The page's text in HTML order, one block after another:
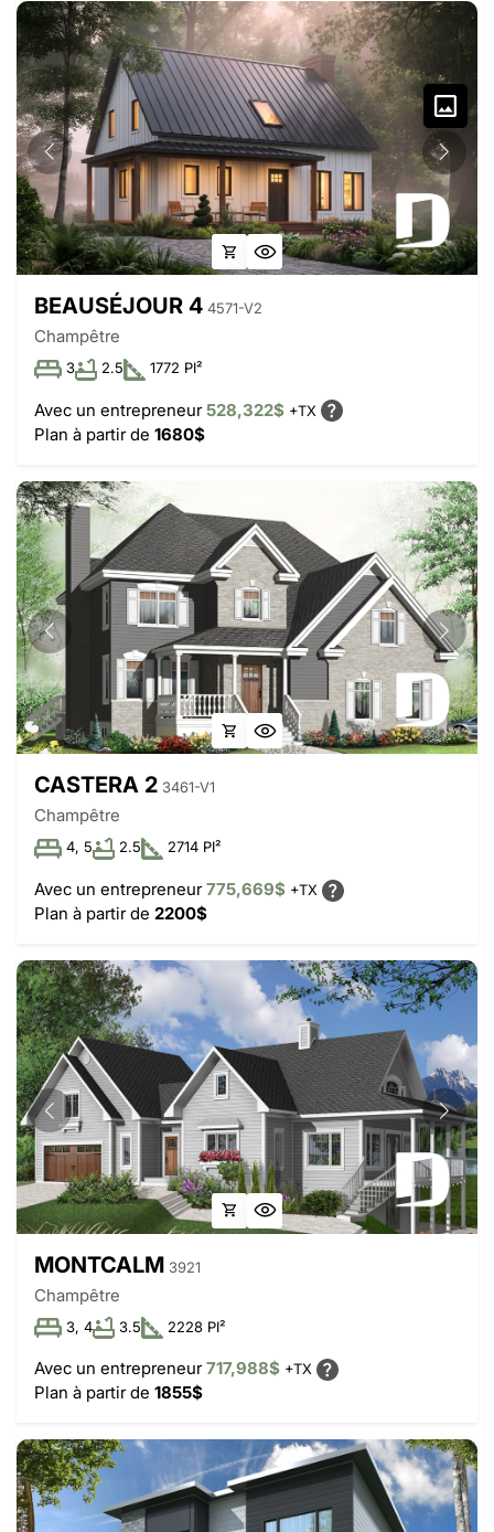
BEAUSÉJOUR 4 4571-V2
Champêtre
3 2.5 1772 PI²
Avec un entrepreneur528,322$ +TX
Plan à partir de 1680$
CASTERA 2 3461-V1
Champêtre
4, 5 2.5 2714 PI²
Avec un entrepreneur775,669$ +TX
Plan à partir de 2200$
MONTCALM 3921
Champêtre
3, 4 3.5 2228 PI²
Avec un entrepreneur717,988$ +TX
Plan à partir de 1855$